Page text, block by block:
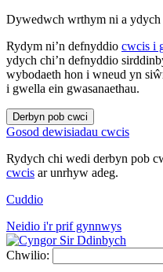
Dywedwch wrthym ni a ydych
Rydym ni’n defnyddio cwcis i
ydych chi’n defnyddio
wybodaeth hon i wneud yn
i gwella ein gwasanaethau.
Derbyn pob cwci
Gosod dewisiadau cwcis
Rydych chi wedi derbyn pob
cwcis ar unrhyw adeg.
Cuddio
Neidio i'r prif gynnwys
Chwilio: